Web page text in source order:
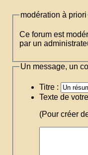
modération à priori
Ce forum est
par un
Un message, un
Titre :
Texte de
(Pour créer